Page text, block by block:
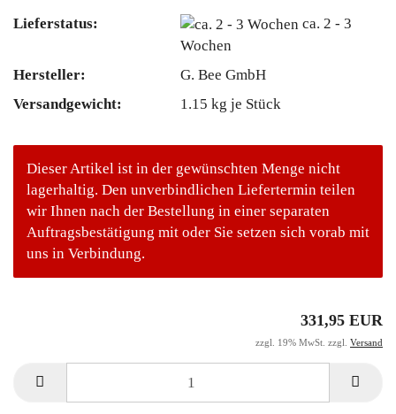
Lieferstatus:
ca. 2 - 3
Wochen
Hersteller:
G. Bee GmbH
Versandgewicht:
1.15 kg je Stück
Dieser Artikel ist in der gewünschten Menge nicht
lagerhaltig. Den unverbindlichen Liefertermin teilen
wir Ihnen nach der Bestellung in einer separaten
Auftragsbestätigung mit oder Sie setzen sich vorab mit
uns in Verbindung.
331,95 EUR
zzgl. 19% MwSt. zzgl. Versand